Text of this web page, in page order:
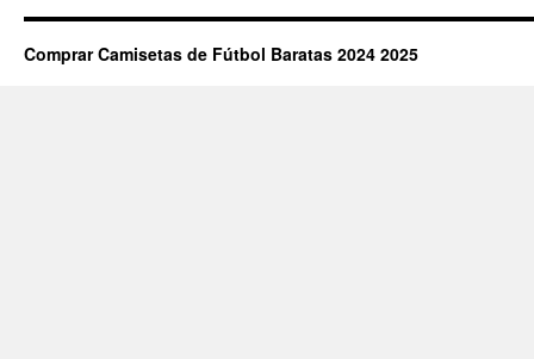
Comprar Camisetas de Fútbol Baratas 2024 2025